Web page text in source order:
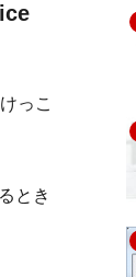
っこ
とき